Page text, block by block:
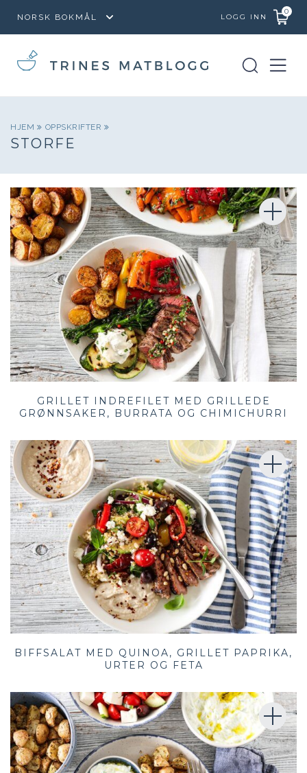
LOGG INN
0
HJEM OPPSKRIFTER
STORFE
GRILLET INDREFILET MED GRILLEDE
GRØNNSAKER, BURRATA OG CHIMICHURRI
BIFFSALAT MED QUINOA, GRILLET PAPRIKA,
URTER OG FETA